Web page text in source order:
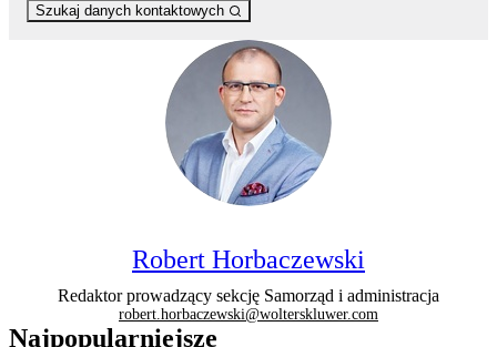
Szukaj danych kontaktowych
Robert Horbaczewski
Redaktor prowadzący sekcję Samorząd i administracja
robert.horbaczewski@wolterskluwer.com
Najpopularniejsze